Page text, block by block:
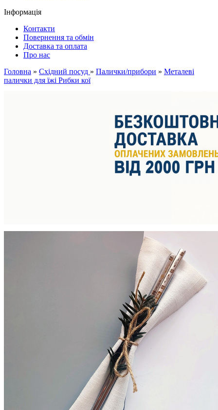
Інформація
Контакти
Повернення та обмін
Доставка та оплата
Про нас
Головна » Східний посуд » Палички/прибори » Металеві
палички для їжі Рибки кої